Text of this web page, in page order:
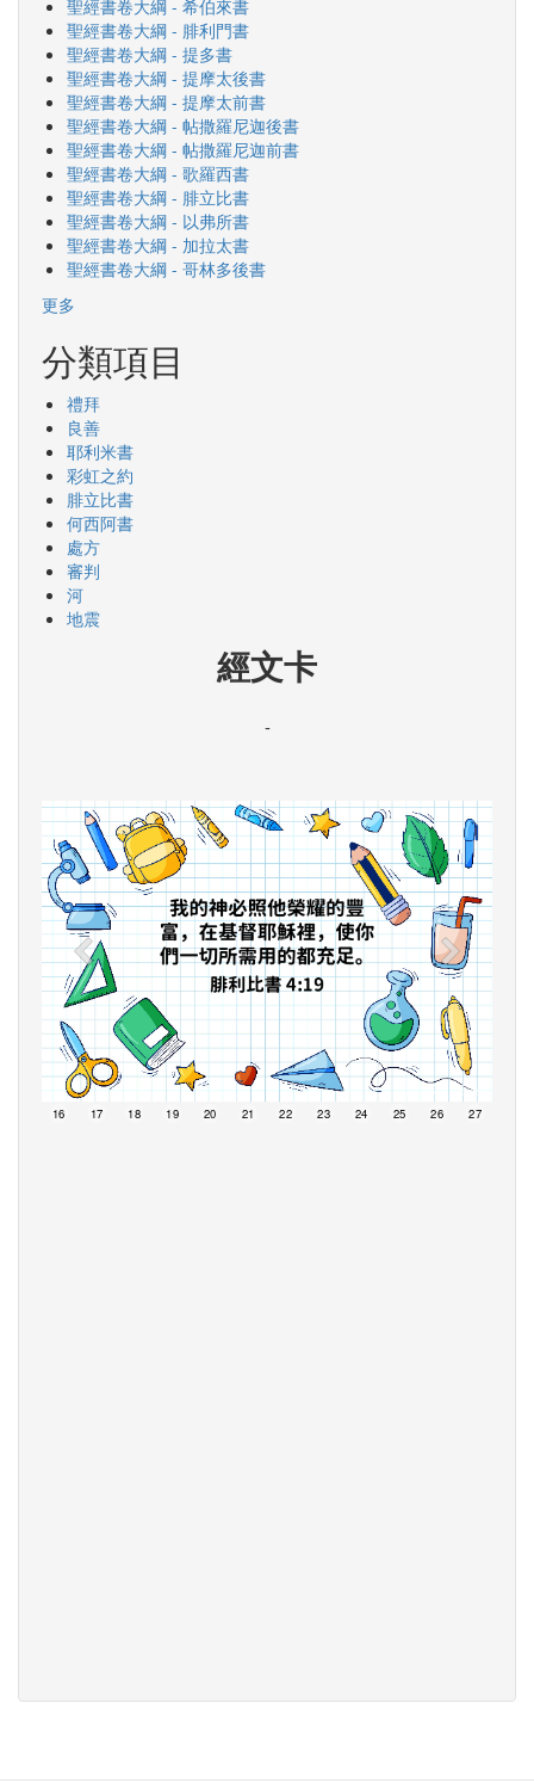
聖經書卷大綱 - 希伯來書
聖經書卷大綱 - 腓利門書
聖經書卷大綱 - 提多書
聖經書卷大綱 - 提摩太後書
聖經書卷大綱 - 提摩太前書
聖經書卷大綱 - 帖撒羅尼迦後書
聖經書卷大綱 - 帖撒羅尼迦前書
聖經書卷大綱 - 歌羅西書
聖經書卷大綱 - 腓立比書
聖經書卷大綱 - 以弗所書
聖經書卷大綱 - 加拉太書
聖經書卷大綱 - 哥林多後書
更多
分類項目
禮拜
良善
耶利米書
彩虹之約
腓立比書
何西阿書
處方
審判
河
地震
經文卡
-
16 17 18 19 20 21 22 23 24 25 26 27